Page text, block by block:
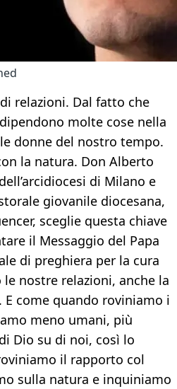
relazioni. Dal fatto che
molte cose nella
donne del nostro tempo.
la natura. Don Alberto
di Milano e
giovanile diocesana,
sceglie questa chiave
il Messaggio del Papa
di preghiera per la cura
nostre relazioni, anche la
come quando roviniamo i
meno umani, più
Dio su di noi, così lo
il rapporto col
sulla natura e inquiniamo